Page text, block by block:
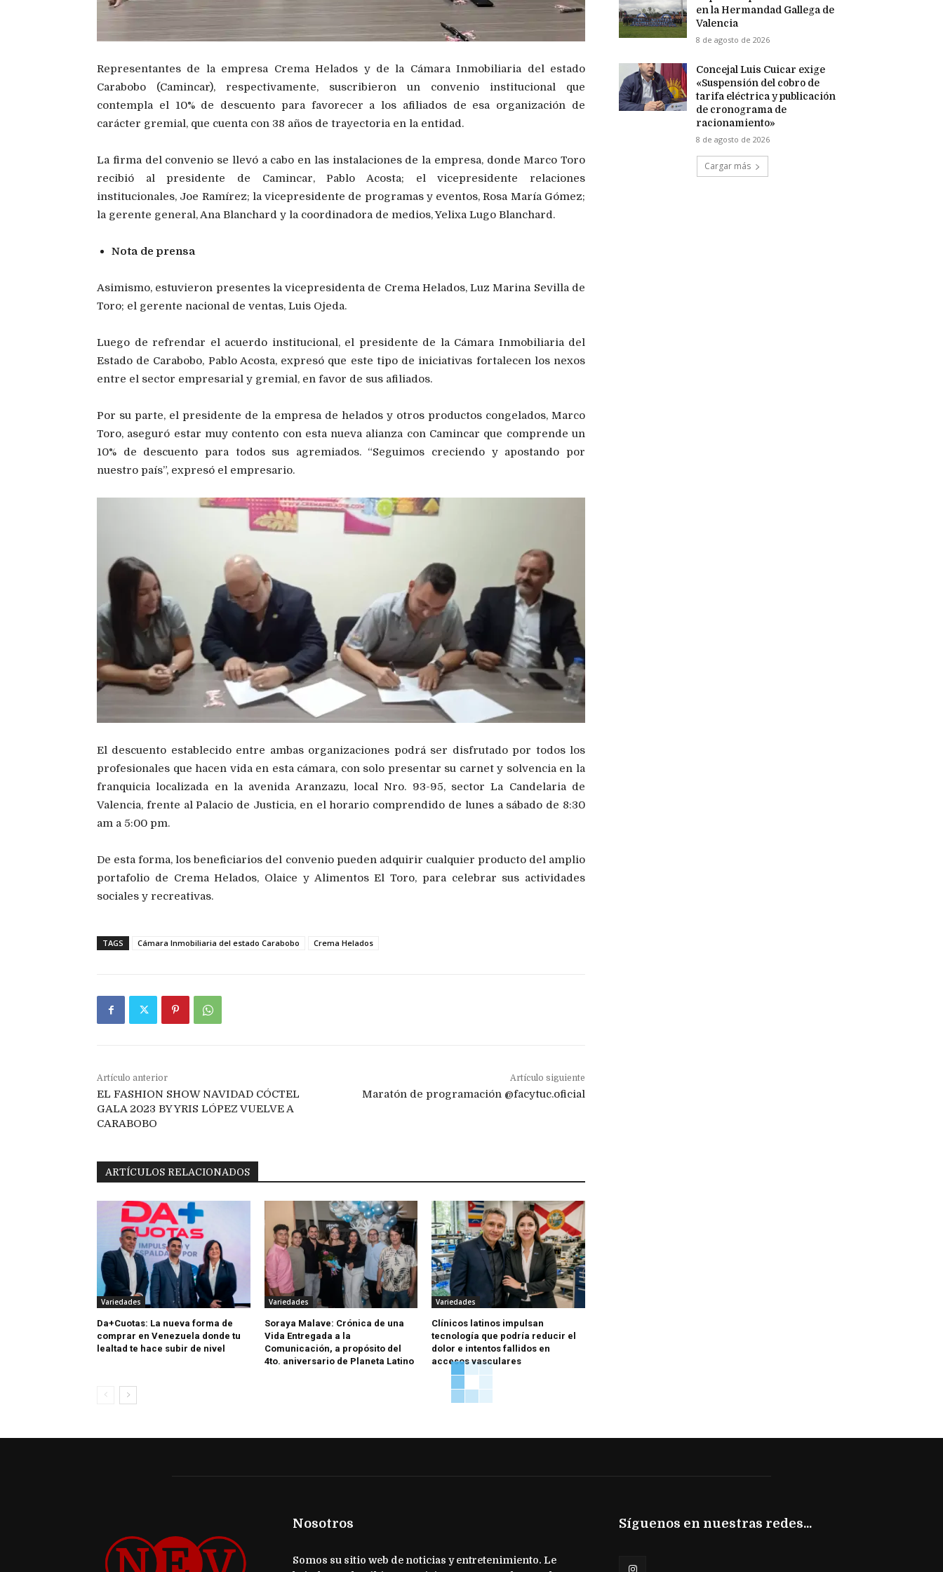
Representantes de la empresa Crema Helados y de la Cámara Inmobiliaria del estado
Carabobo (Camincar), respectivamente, suscribieron un convenio institucional que
contempla el 10% de descuento para favorecer a los afiliados de esa organización de
carácter gremial, que cuenta con 38 años de trayectoria en la entidad.
La firma del convenio se llevó a cabo en las instalaciones de la empresa, donde Marco Toro
recibió al presidente de Camincar, Pablo Acosta; el vicepresidente relaciones
institucionales, Joe Ramírez; la vicepresidente de programas y eventos, Rosa María Gómez;
la gerente general, Ana Blanchard y la coordinadora de medios, Yelixa Lugo Blanchard.
Nota de prensa
Asimismo, estuvieron presentes la vicepresidenta de Crema Helados, Luz Marina Sevilla de
Toro; el gerente nacional de ventas, Luis Ojeda.
Luego de refrendar el acuerdo institucional, el presidente de la Cámara Inmobiliaria del
Estado de Carabobo, Pablo Acosta, expresó que este tipo de iniciativas fortalecen los nexos
entre el sector empresarial y gremial, en favor de sus afiliados.
Por su parte, el presidente de la empresa de helados y otros productos congelados, Marco
Toro, aseguró estar muy contento con esta nueva alianza con Camincar que comprende un
10% de descuento para todos sus agremiados. “Seguimos creciendo y apostando por
nuestro país”, expresó el empresario.
El descuento establecido entre ambas organizaciones podrá ser disfrutado por todos los
profesionales que hacen vida en esta cámara, con solo presentar su carnet y solvencia en la
franquicia localizada en la avenida Aranzazu, local Nro. 93-95, sector La Candelaria de
Valencia, frente al Palacio de Justicia, en el horario comprendido de lunes a sábado de 8:30
am a 5:00 pm.
De esta forma, los beneficiarios del convenio pueden adquirir cualquier producto del amplio
portafolio de Crema Helados, Olaice y Alimentos El Toro, para celebrar sus actividades
sociales y recreativas.
TAGS Cámara Inmobiliaria del estado Carabobo Crema Helados
Artículo anterior
EL FASHION SHOW NAVIDAD CÓCTEL
GALA 2023 BY YRIS LÓPEZ VUELVE A
CARABOBO
Artículo siguiente
Maratón de programación @facytuc.oficial
ARTÍCULOS RELACIONADOS
Variedades
Da+Cuotas: La nueva forma de
comprar en Venezuela donde tu
lealtad te hace subir de nivel
Variedades
Soraya Malave: Crónica de una
Vida Entregada a la
Comunicación, a propósito del
4to. aniversario de Planeta Latino
Variedades
Clínicos latinos impulsan
tecnología que podría reducir el
dolor e intentos fallidos en
accesos vasculares
en la Hermandad Gallega de
Valencia
8 de agosto de 2026
Concejal Luis Cuicar exige
«Suspensión del cobro de
tarifa eléctrica y publicación
de cronograma de
racionamiento»
8 de agosto de 2026
Cargar más
Nosotros
Somos su sitio web de noticias y entretenimiento. Le
Síguenos en nuestras redes...